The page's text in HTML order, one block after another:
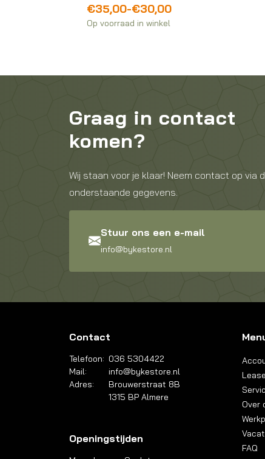
€30,00
-
€35,00
Prijsklasse:
€30,00
Op voorraad in winkel
Graag in contact
komen?
Wij staan voor je klaar! Neem contact op via
onderstaande gegevens.
Stuur ons een e-mail
info@bykestore.nl
Contact
Telefoon: 036 5304422
Mail:
info@bykestore.nl
Adres:
Brouwerstraat 8B
1315 BP Almere
Openingstijden
Over
FAQ